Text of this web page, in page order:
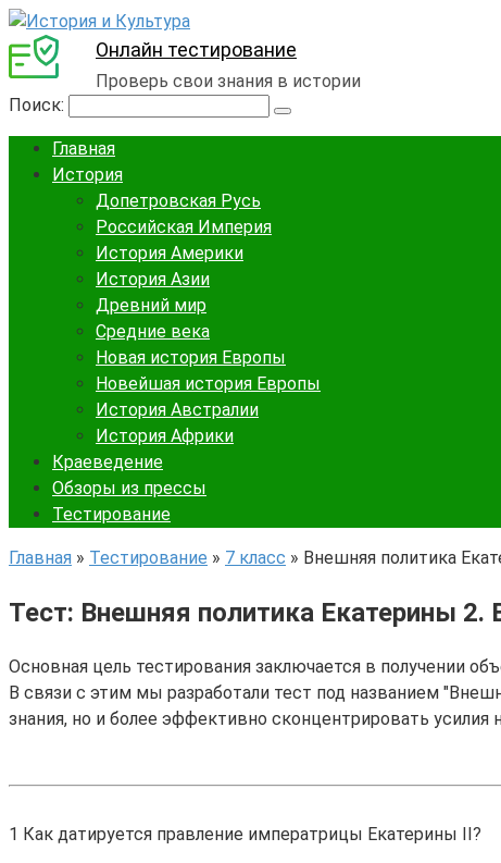
Онлайн тестирование
Проверь свои знания в истории
Поиск:
Главная
История
Допетровская Русь
Российская Империя
История Америки
История Азии
Древний мир
Средние века
Новая история Европы
Новейшая история Европы
История Австралии
История Африки
Краеведение
Обзоры из прессы
Тестирование
Главная » Тестирование » 7 класс » Внешняя политика
Тест: Внешняя политика Екатерины 2.
Основная цель тестирования заключается в получении
В связи с этим мы разработали тест под названием
знания, но и более эффективно сконцентрировать
1 Как датируется правление императрицы Екатерины II?